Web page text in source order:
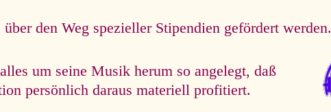
den Weg spezieller Stipendien gefördert werden.
um seine Musik herum so angelegt, daß
persönlich daraus materiell profitiert.